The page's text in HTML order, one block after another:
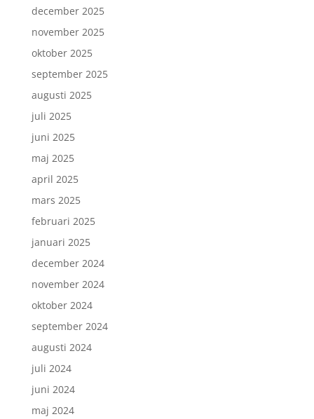
december 2025
november 2025
oktober 2025
september 2025
augusti 2025
juli 2025
juni 2025
maj 2025
april 2025
mars 2025
februari 2025
januari 2025
december 2024
november 2024
oktober 2024
september 2024
augusti 2024
juli 2024
juni 2024
maj 2024